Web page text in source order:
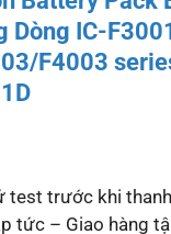
Dòng IC-
F4003
test trước khi
tức – Giao hàng